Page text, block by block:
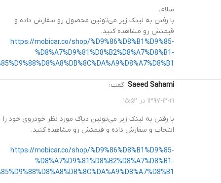
سلام.
با رفتن به لینک زیر می‌تونین محصول رو سفارش داده و
قیمتش رو مشاهده کنید.
https://mobicar.co/shop/%D9%86%D8%B1%D9%85-
%D8%A7%D9%81%D8%B2%D8%A7%D8%B1-
Saeed Sahami
گفت:
۱۳۹۷-۱۲-۲۱ در ۱۵:۵۲
با رفتن به لینک زیر می‌تونین دیاگ مورد نظر خودروی خود را
انتخاب و سفارش داده و قیمتش رو مشاهده کنید.
https://mobicar.co/shop/%D9%86%D8%B1%D9%85-
%D8%A7%D9%81%D8%B2%D8%A7%D8%B1-